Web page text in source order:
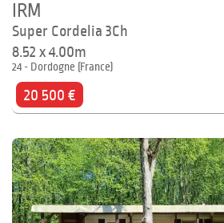
IRM
Super Cordelia 3Ch
8.52 x 4.00m
24 - Dordogne (France)
20 500 €